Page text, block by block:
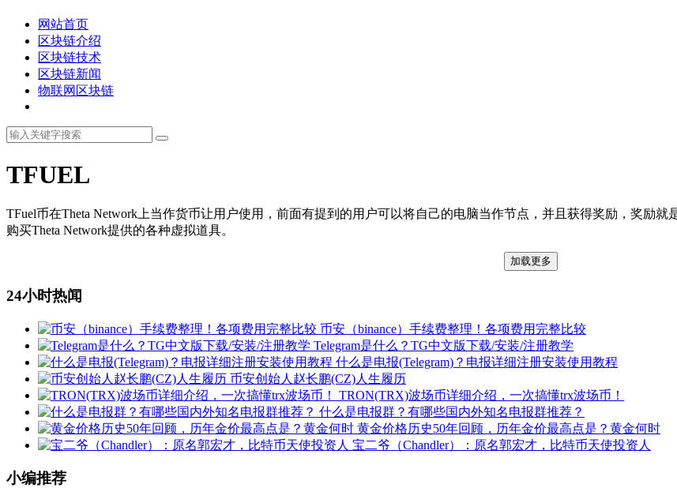
网站首页
区块链介绍
区块链技术
区块链新闻
物联网区块链
TFUEL
TFuel币在Theta Network上当作货币让用户使用，前面有提到的用户可以将自己的电脑当作节点，并且获得奖励，奖励
购买Theta Network提供的各种虚拟道具。
加载更多
24小时热闻
币安（binance）手续费整理！各项费用完整比较
Telegram是什么？TG中文版下载/安装/注册教学
什么是电报(Telegram)？电报详细注册安装使用教程
币安创始人赵长鹏(CZ)人生履历
TRON(TRX)波场币详细介绍，一次搞懂trx波场币！
什么是电报群？有哪些国内外知名电报群推荐？
黄金价格历史50年回顾，历年金价最高点是？黄金何时
宝二爷（Chandler）：原名郭宏才，比特币天使投资人
小编推荐